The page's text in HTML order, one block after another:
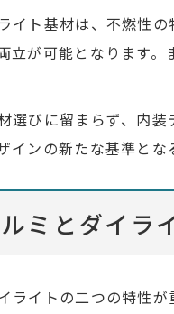
イト基材は、不燃性
立が可能となります
選びに留まらず、内
ンの新たな基準とな
ミとダイラ
ライトの二つの特性